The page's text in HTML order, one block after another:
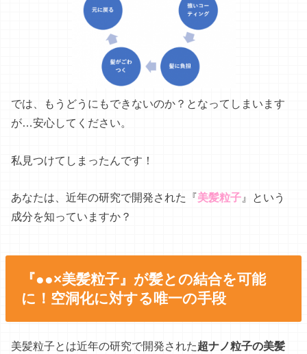
では、もうどうにもできないのか？となってしまいます
が…安心してください。
私見つけてしまったんです！
あなたは、近年の研究で開発された『美髪粒子 』という
成分を知っていますか？
『●●×美髪粒子』が髪との結合を可能
に！空洞化に対する唯一の手段
美髪粒子とは近年の研究で開発された超ナノ粒子の美髪